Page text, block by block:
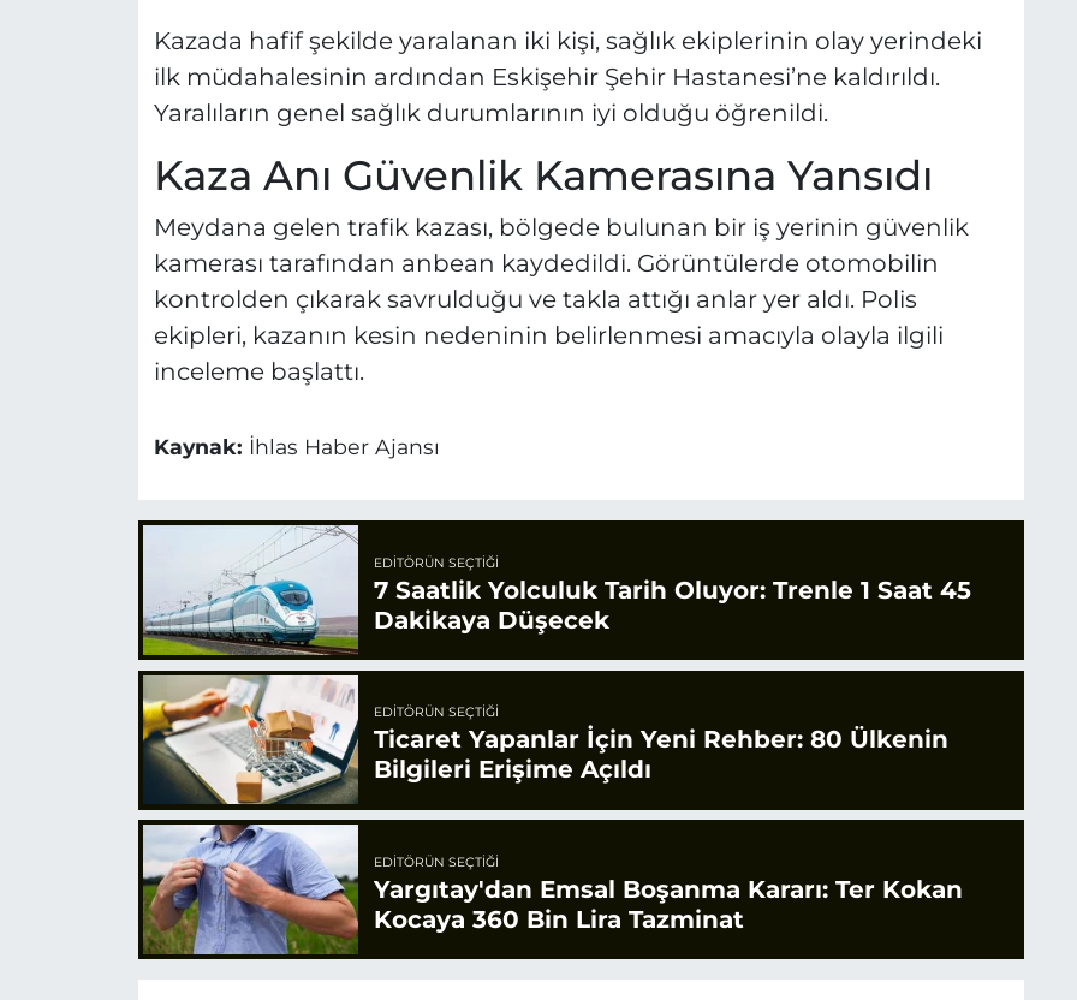
Kazada hafif şekilde yaralanan iki kişi, sağlık ekiplerinin olay yerindeki
ilk müdahalesinin ardından Eskişehir Şehir Hastanesi’ne kaldırıldı.
Yaralıların genel sağlık durumlarının iyi olduğu öğrenildi.
Kaza Anı Güvenlik Kamerasına Yansıdı
Meydana gelen trafik kazası, bölgede bulunan bir iş yerinin güvenlik
kamerası tarafından anbean kaydedildi. Görüntülerde otomobilin
kontrolden çıkarak savrulduğu ve takla attığı anlar yer aldı. Polis
ekipleri, kazanın kesin nedeninin belirlenmesi amacıyla olayla ilgili
inceleme başlattı.
Kaynak: İhlas Haber Ajansı
EDITÖRÜN SEÇTIĞI
7 Saatlik Yolculuk Tarih Oluyor: Trenle 1 Saat 45
Dakikaya Düşecek
EDITÖRÜN SEÇTIĞI
Ticaret Yapanlar İçin Yeni Rehber: 80 Ülkenin
Bilgileri Erişime Açıldı
EDITÖRÜN SEÇTIĞI
Yargıtay'dan Emsal Boşanma Kararı: Ter Kokan
Kocaya 360 Bin Lira Tazminat